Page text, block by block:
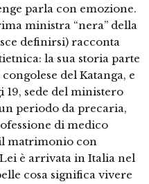
parla con emozione.
ministra “nera” della
definirsi) racconta
la sua storia parte
del Katanga, e
sede del ministero
periodo da precaria,
di medico
matrimonio con
è arrivata in Italia nel
cosa significa vivere